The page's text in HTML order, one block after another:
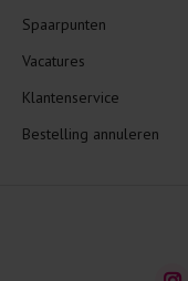
Spaarpunten
Vacatures
Klantenservice
Bestelling annuleren